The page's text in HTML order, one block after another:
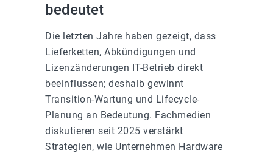
bedeutet
Die letzten Jahre haben gezeigt, dass
Lieferketten, Abkündigungen und
Lizenzänderungen IT-Betrieb direkt
beeinflussen; deshalb gewinnt
Transition-Wartung und Lifecycle-
Planung an Bedeutung. Fachmedien
diskutieren seit 2025 verstärkt
Strategien, wie Unternehmen Hardware